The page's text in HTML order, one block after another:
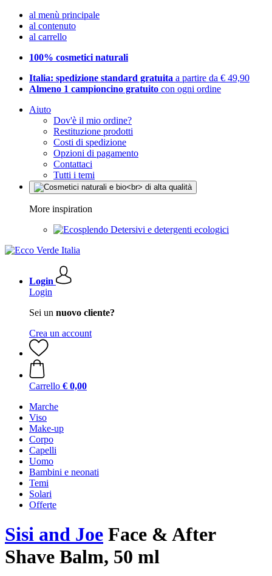
al menù principale
al contenuto
al carrello
100% cosmetici naturali
Italia: spedizione standard gratuita a partire da € 49,90
Almeno 1 campioncino gratuito con ogni ordine
Aiuto
Dov'è il mio ordine?
Restituzione prodotti
Costi di spedizione
Opzioni di pagamento
Contattaci
Tutti i temi
More inspiration
Detersivi e detergenti ecologici
Login
Login
Sei un nuovo cliente?
Crea un account
Carrello € 0,00
Marche
Viso
Make-up
Corpo
Capelli
Uomo
Bambini e neonati
Temi
Solari
Offerte
Sisi and Joe Face & After
Shave Balm, 50 ml